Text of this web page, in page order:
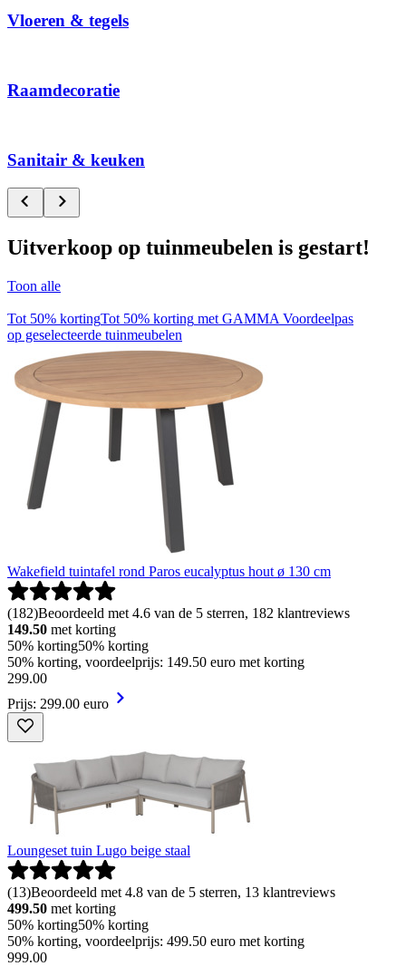
Vloeren & tegels
Raamdecoratie
Sanitair & keuken
Uitverkoop op tuinmeubelen is gestart!
Toon alle
Tot 50% kortingTot 50% korting met GAMMA Voordeelpas
op geselecteerde tuinmeubelen
Wakefield tuintafel rond Paros eucalyptus hout ø 130 cm
(182)Beoordeeld met 4.6 van de 5 sterren, 182 klantreviews
149.50 met korting
50% korting50% korting
50% korting, voordeelprijs: 149.50 euro met korting
299.00
Prijs: 299.00 euro
Loungeset tuin Lugo beige staal
(13)Beoordeeld met 4.8 van de 5 sterren, 13 klantreviews
499.50 met korting
50% korting50% korting
50% korting, voordeelprijs: 499.50 euro met korting
999.00